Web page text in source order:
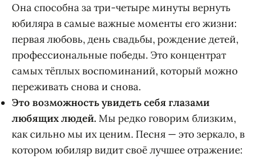
Она способна за три-четыре минуты вернуть
юбиляра в самые важные моменты его жизни:
первая любовь, день свадьбы, рождение детей,
профессиональные победы. Это концентрат
самых тёплых воспоминаний, который можно
переживать снова и снова.
Это возможность увидеть себя глазами
любящих людей. Мы редко говорим близким,
как сильно мы их ценим. Песня — это зеркало, в
котором юбиляр видит своё лучшее отражение: